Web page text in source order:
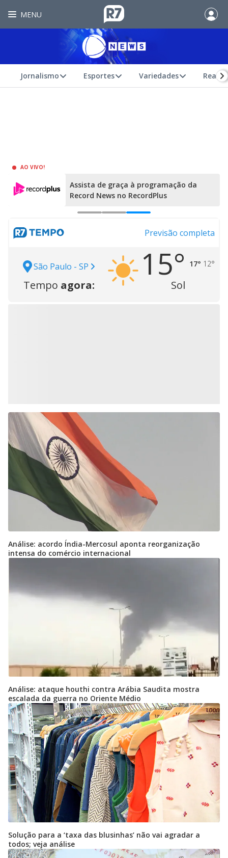
MENU
Jornalismo Esportes Variedades
AO VIVO!
Assista de graça à programação da
Record News no RecordPlus
Previsão completa
São Paulo - SP
Tempo agora:
15° 17° 12°
Sol
Análise: acordo Índia-Mercosul aponta reorganização
intensa do comércio internacional
Análise: ataque houthi contra Arábia Saudita mostra
escalada da guerra no Oriente Médio
Solução para a ‘taxa das blusinhas’ não vai agradar a
todos; veja análise